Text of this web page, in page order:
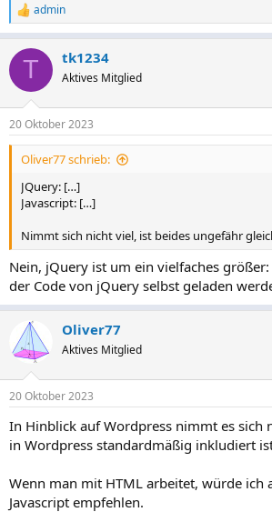
R
e
k
i
n
e
n
admin
T tk1234
Aktives Mitglied
20 Oktober 2023
Oliver77 schrieb:
JQuery: […]
Javascript: […]
Nimmt sich nicht viel, ist beides ungefähr
Nein, jQuery ist um ein vielfaches
der Code von jQuery selbst geladen
Oliver77
Aktives Mitglied
20 Oktober 2023
In Hinblick auf Wordpress nimmt es sich
in Wordpress standardmäßig inkludiert
Wenn man mit HTML arbeitet, würde ich
Javascript empfehlen.